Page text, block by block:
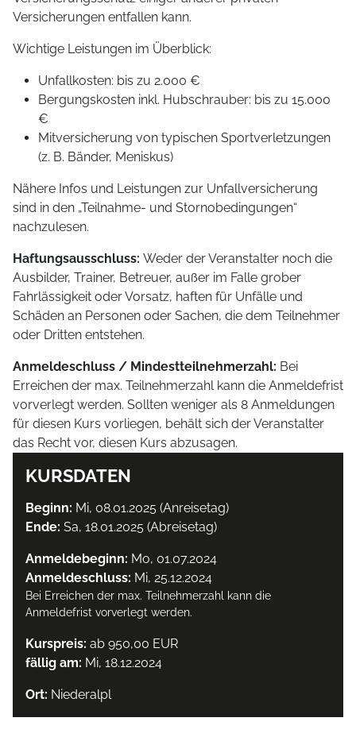
Versicherungen entfallen kann.
Wichtige Leistungen im Überblick:
Unfallkosten: bis zu 2.000 €
Bergungskosten inkl. Hubschrauber: bis zu 15.000
€
Mitversicherung von typischen Sportverletzungen
(z. B. Bänder, Meniskus)
Nähere Infos und Leistungen zur Unfallversicherung
sind in den „Teilnahme- und Stornobedingungen“
nachzulesen.
Haftungsausschluss: Weder der Veranstalter noch die
Ausbilder, Trainer, Betreuer, außer im Falle grober
Fahrlässigkeit oder Vorsatz, haften für Unfälle und
Schäden an Personen oder Sachen, die dem Teilnehmer
oder Dritten entstehen.
Anmeldeschluss / Mindestteilnehmerzahl: Bei
Erreichen der max. Teilnehmerzahl kann die Anmeldefrist
vorverlegt werden. Sollten weniger als 8 Anmeldungen
für diesen Kurs vorliegen, behält sich der Veranstalter
das Recht vor, diesen Kurs abzusagen.
KURSDATEN
Beginn: Mi, 08.01.2025 (Anreisetag)
Ende: Sa, 18.01.2025 (Abreisetag)
Anmeldebeginn: Mo, 01.07.2024
Anmeldeschluss: Mi, 25.12.2024
Bei Erreichen der max. Teilnehmerzahl kann die
Anmeldefrist vorverlegt werden.
Kurspreis: ab 950,00 EUR
fällig am: Mi, 18.12.2024
Ort: Niederalpl